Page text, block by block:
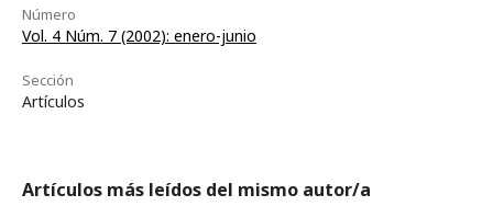
Número
Vol. 4 Núm. 7 (2002): enero-junio
Sección
Artículos
Artículos más leídos del mismo autor/a